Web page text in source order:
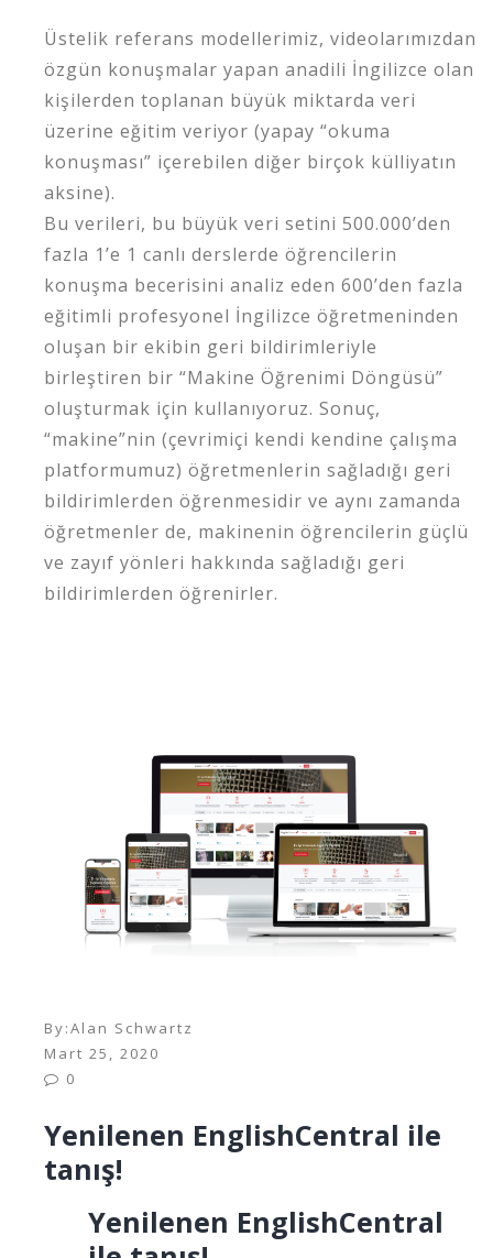
Üstelik referans modellerimiz, videolarımızdan
özgün konuşmalar yapan anadili İngilizce olan
kişilerden toplanan büyük miktarda veri
üzerine eğitim veriyor (yapay “okuma
konuşması” içerebilen diğer birçok külliyatın
aksine).
Bu verileri, bu büyük veri setini 500.000’den
fazla 1’e 1 canlı derslerde öğrencilerin
konuşma becerisini analiz eden 600’den fazla
eğitimli profesyonel İngilizce öğretmeninden
oluşan bir ekibin geri bildirimleriyle
birleştiren bir “Makine Öğrenimi Döngüsü”
oluşturmak için kullanıyoruz. Sonuç,
“makine”nin (çevrimiçi kendi kendine çalışma
platformumuz) öğretmenlerin sağladığı geri
bildirimlerden öğrenmesidir ve aynı zamanda
öğretmenler de, makinenin öğrencilerin güçlü
ve zayıf yönleri hakkında sağladığı geri
bildirimlerden öğrenirler.
By:Alan Schwartz
Mart 25, 2020
0
Yenilenen EnglishCentral ile
tanış!
Yenilenen EnglishCentral